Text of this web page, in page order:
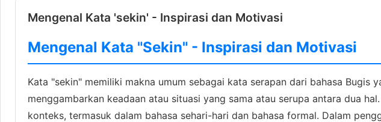
Mengenal Kata 'sekin' - Inspirasi dan Motivasi
Mengenal Kata "Sekin" - Inspirasi dan Motivasi
Kata "sekin" memiliki makna umum sebagai kata serapan dari bahasa
menggambarkan keadaan atau situasi yang sama atau serupa antara dua
konteks, termasuk dalam bahasa sehari-hari dan bahasa formal. Dalam